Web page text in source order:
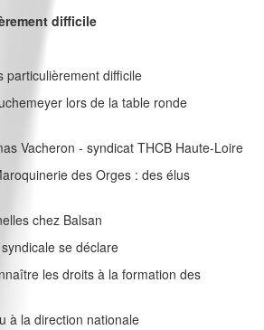
difficile
particulièrement difficile
lors de la table ronde
Vacheron - syndicat THCB Haute-Loire
des Orges : des élus
chez Balsan
se déclare
les droits à la formation des
à la direction nationale